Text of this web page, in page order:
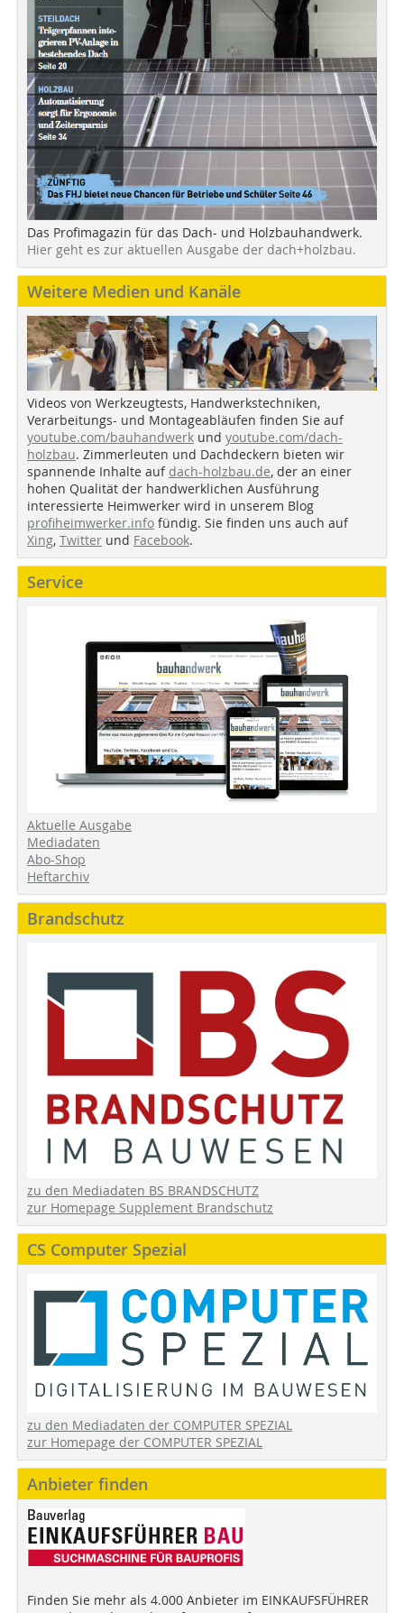
Das Profimagazin für das Dach- und Holzbauhandwerk.
Hier geht es zur aktuellen Ausgabe der dach+holzbau.
Weitere Medien und Kanäle
Videos von Werkzeugtests, Handwerkstechniken,
Verarbeitungs- und Montageabläufen finden Sie auf
youtube.com/bauhandwerk und youtube.com/dach-
holzbau. Zimmerleuten und Dachdeckern bieten wir
spannende Inhalte auf dach-holzbau.de, der an einer
hohen Qualität der handwerklichen Ausführung
interessierte Heimwerker wird in unserem Blog
profiheimwerker.info fündig. Sie finden uns auch auf
Xing, Twitter und Facebook.
Service
Aktuelle Ausgabe
Mediadaten
Abo-Shop
Heftarchiv
Brandschutz
zu den Mediadaten BS BRANDSCHUTZ
zur Homepage Supplement Brandschutz
CS Computer Spezial
zu den Mediadaten der COMPUTER SPEZIAL
zur Homepage der COMPUTER SPEZIAL
Anbieter finden
Finden Sie mehr als 4.000 Anbieter im EINKAUFSFÜHRER